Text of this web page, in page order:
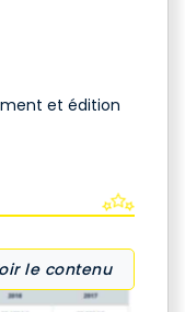
et édition
le contenu